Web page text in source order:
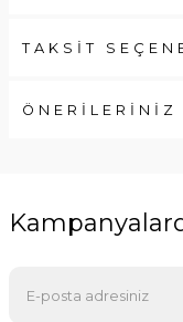
TAKSİT
ÖNERİLERİNİZ